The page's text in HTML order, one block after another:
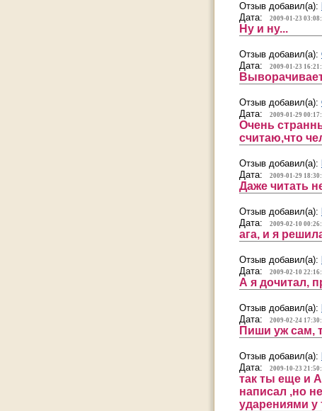
Отзыв добавил(а):
Дата:
2009-01-23
Ну и ну...
Отзыв добавил(а):
Дата:
2009-01-23
Отзыв добавил(а):
Дата:
2009-01-29
Очень
считаю,что
Отзыв добавил(а):
Дата:
2009-01-29
Даже читать
Отзыв добавил(а):
Дата:
2009-02-10
ага, и я
Отзыв добавил(а):
Дата:
2009-02-10
А я дочитал,
Отзыв добавил(а):
Дата:
2009-02-24
Пиши уж сам,
Отзыв добавил(а):
Дата:
2009-10-23
так ты еще и
написал ,но
ударениями у